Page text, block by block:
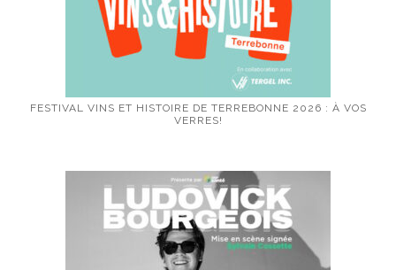
FESTIVAL VINS ET HISTOIRE DE TERREBONNE 2026 : À VOS
VERRES!